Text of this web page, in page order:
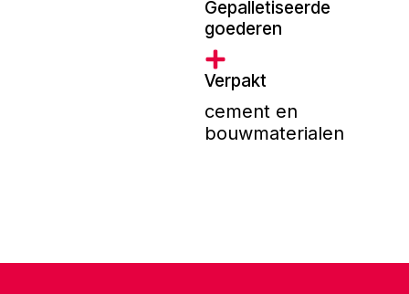
Gepalletiseerde
goederen
Verpakt
cement en
bouwmaterialen